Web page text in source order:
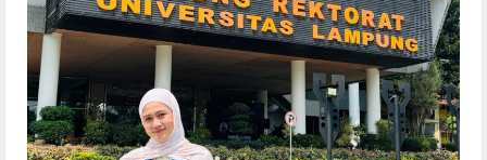
3
Serialers
MATLAB Crack + Portable Clean
Premium
August 6, 2026